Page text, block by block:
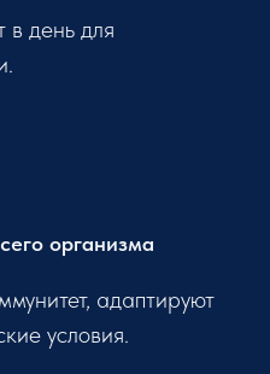
в день для
организма
адаптируют
условия.